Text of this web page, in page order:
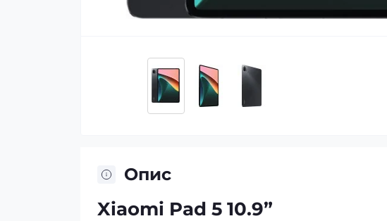
Опис
Xiaomi Pad 5 10.9”